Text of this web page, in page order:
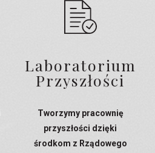
Laboratorium
Przyszłości
Tworzymy pracownię
przyszłości dzięki
środkom z Rządowego